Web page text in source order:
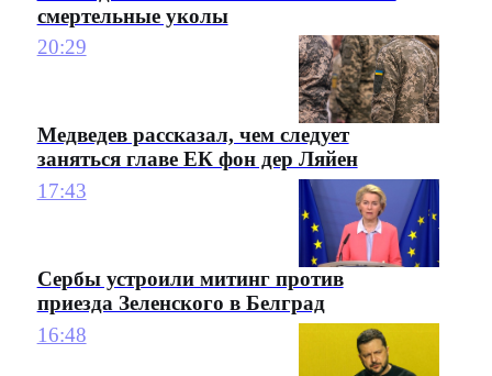
смертельные уколы
20:29
Медведев рассказал, чем следует
заняться главе ЕК фон дер Ляйен
17:43
Сербы устроили митинг против
приезда Зеленского в Белград
16:48